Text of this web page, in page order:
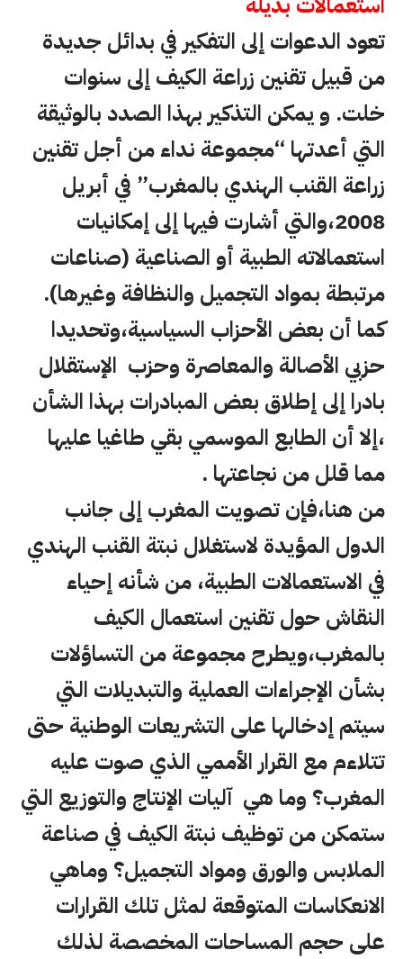
تعود الدعوات إلى التفكير في بدائل جديدة
من قبيل تقنين زراعة الكيف إلى سنوات
خلت. و يمكن التذكير بهذا الصدد بالوثيقة
التي أعدتها “مجموعة نداء من أجل تقنين
زراعة القنب الهندي بالمغرب” في أبريل
2008،والتي أشارت فيها إلى إمكانيات
استعمالاته الطبية أو الصناعية (صناعات
مرتبطة بمواد التجميل والنظافة وغيرها).
كما أن بعض الأحزاب السياسية،وتحديدا
حزبي الأصالة والمعاصرة وحزب الإستقلال
بادرا إلى إطلاق بعض المبادرات بهذا الشأن
،إلا أن الطابع الموسمي بقي طاغيا عليها
مما قلل من نجاعتها .
من هنا،فإن تصويت المغرب إلى جانب
الدول المؤيدة لاستغلال نبتة القنب الهندي
في الاستعمالات الطبية، من شأنه إحياء
النقاش حول تقنين استعمال الكيف
بالمغرب،ويطرح مجموعة من التساؤلات
بشأن الإجراءات العملية والتبديلات التي
سيتم إدخالها على التشريعات الوطنية حتى
تتلاءم مع القرار الأممي الذي صوت عليه
المغرب؟ وما هي آليات الإنتاج والتوزيع التي
ستمكن من توظيف نبتة الكيف في صناعة
الملابس والورق ومواد التجميل؟ وماهي
الانعكاسات المتوقعة لمثل تلك القرارات
على حجم المساحات المخصصة لذلك